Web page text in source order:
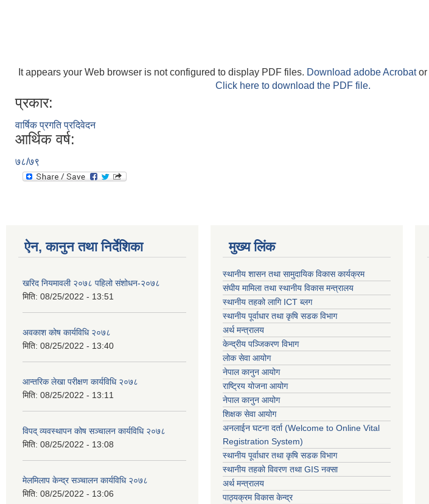
It appears your Web browser is not configured to display PDF files. Download adobe Acrobator
Click here to download the PDF file.
प्रकार:
वार्षिक प्रगति प्रदिवेदन
आर्थिक वर्ष:
७८/७९
ऐन, कानुन तथा निर्देशिका
खरिद नियमावली २०७८ पहिलो संशोधन-२०७८
मिति: 08/25/2022 - 13:51
अवकाश कोष कार्यविधि २०७८
मिति: 08/25/2022 - 13:40
आन्तरिक लेखा परीक्षण कार्यविधि २०७८
मिति: 08/25/2022 - 13:11
विपद् व्यवस्थापन कोष सञ्चालन कार्यविधि २०७८
मिति: 08/25/2022 - 13:08
मेलमिलाप केन्द्र सञ्चालन कार्यविधि २०७८
मिति: 08/25/2022 - 13:06
मुख्य लिंक
स्थानीय शासन तथा सामुदायिक विकास कार्यक्रम
संघीय मामिला तथा स्थानीय विकास मन्त्रालय
स्थानीय तहको लागि ICT ब्लग
स्थानीय पूर्वाधार तथा कृषि सडक विभाग
अर्थ मन्त्रालय
केन्द्रीय पञ्जिकरण विभाग
लोक सेवा आयोग
नेपाल कानुन आयोग
राष्ट्रिय योजना आयोग
नेपाल कानुन आयोग
शिक्षक सेवा आयोग
अनलाईन घटना दर्ता (Welcome to Online Vital
Registration System)
स्थानीय पूर्वाधार तथा कृषि सडक विभाग
स्थानीय तहको विवरण तथा GIS नक्सा
अर्थ मन्त्रालय
पाठ्यक्रम विकास केन्द्र